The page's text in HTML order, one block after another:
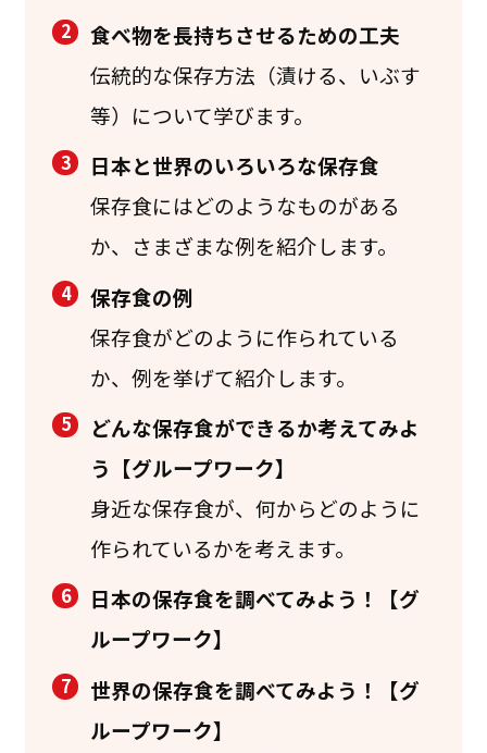
2
食べ物を長持ちさせるための工夫
伝統的な保存方法（漬ける、いぶす
等）について学びます。
3
日本と世界のいろいろな保存食
保存食にはどのようなものがある
か、さまざまな例を紹介します。
4
保存食の例
保存食がどのように作られている
か、例を挙げて紹介します。
5
どんな保存食ができるか考えてみよ
う【グループワーク】
身近な保存食が、何からどのように
作られているかを考えます。
6
日本の保存食を調べてみよう！【グ
ループワーク】
7
世界の保存食を調べてみよう！【グ
ループワーク】